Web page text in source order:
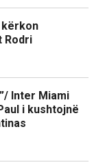
kërkon
Rodri
Inter Miami
i kushtojnë